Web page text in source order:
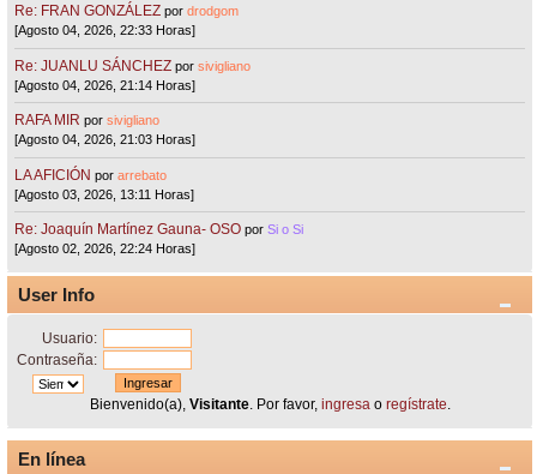
Re: FRAN GONZÁLEZ pordrodgom
[Agosto 04, 2026, 22:33 Horas]
Re: JUANLU SÁNCHEZ porsivigliano
[Agosto 04, 2026, 21:14 Horas]
RAFA MIR porsivigliano
[Agosto 04, 2026, 21:03 Horas]
LA AFICIÓN porarrebato
[Agosto 03, 2026, 13:11 Horas]
Re: Joaquín Martínez Gauna- OSO porSi o Si
[Agosto 02, 2026, 22:24 Horas]
User Info
Usuario:
Contraseña:
Bienvenido(a), Visitante. Por favor, ingresao regístrate.
En línea